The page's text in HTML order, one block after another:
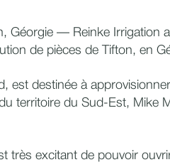
Géorgie — Reinke Irrigation
de pièces de Tifton, en
est destinée à
territoire du Sud-Est, Mike
très excitant de pouvoir